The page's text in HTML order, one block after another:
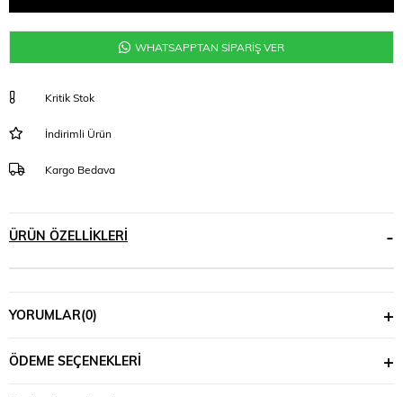
WHATSAPPTAN SİPARİŞ VER
Kritik Stok
İndirimli Ürün
Kargo Bedava
ÜRÜN ÖZELLIKLERI
YORUMLAR(0)
ÖDEME SEÇENEKLERI